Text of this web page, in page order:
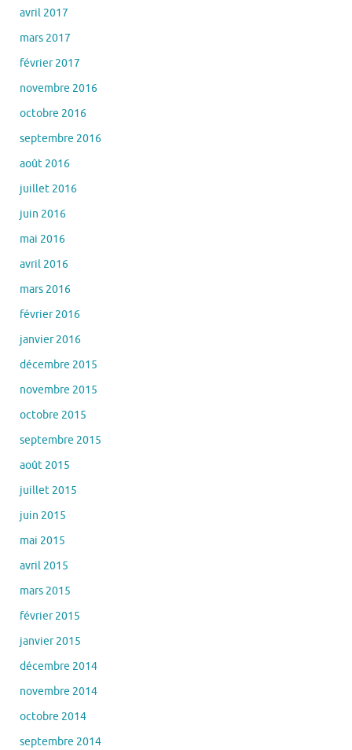
avril 2017
mars 2017
février 2017
novembre 2016
octobre 2016
septembre 2016
août 2016
juillet 2016
juin 2016
mai 2016
avril 2016
mars 2016
février 2016
janvier 2016
décembre 2015
novembre 2015
octobre 2015
septembre 2015
août 2015
juillet 2015
juin 2015
mai 2015
avril 2015
mars 2015
février 2015
janvier 2015
décembre 2014
novembre 2014
octobre 2014
septembre 2014